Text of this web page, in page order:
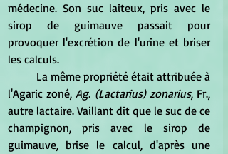
médecine. Son suc laiteux, pris avec le
sirop de guimauve passait pour
provoquer l'excrétion de l'urine et briser
les calculs.
l'Agaric zoné, Ag. (Lactarius) zonarius, Fr.,
autre lactaire. Vaillant dit que le suc de ce
champignon, pris avec le sirop de
guimauve, brise le calcul, d'après une